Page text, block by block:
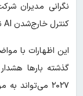
نگرانی مدیران
کنترل خارج‌شدن AI نشان می‌دهد.
این اظهارات با
۲۰۲۷